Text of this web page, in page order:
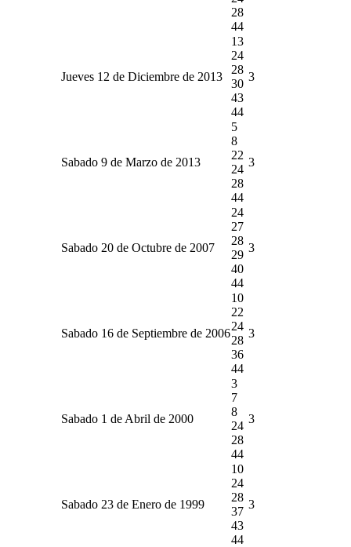
28
44
Jueves 12 de Diciembre de 2013
13
24
28
30
43
44
3
Sabado 9 de Marzo de 2013
5
8
22
24
28
44
3
Sabado 20 de Octubre de 2007
24
27
28
29
40
44
3
Sabado 16 de Septiembre de 2006
10
22
24
28
36
44
3
Sabado 1 de Abril de 2000
3
7
8
24
28
44
3
Sabado 23 de Enero de 1999
10
24
28
37
43
44
3